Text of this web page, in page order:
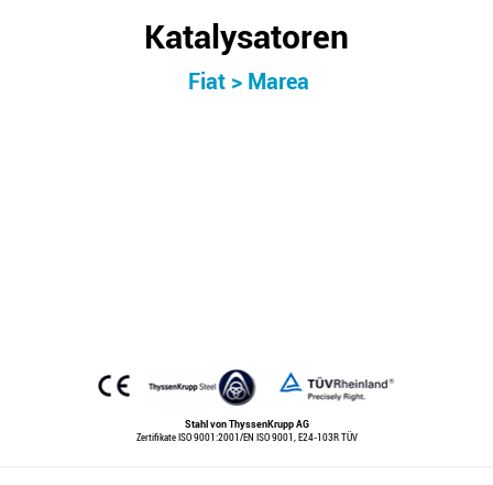
Katalysatoren
Fiat> Marea
Stahl von ThyssenKrupp AG
Zertifikate ISO 9001:2001/EN ISO 9001, E24-103R TÜV